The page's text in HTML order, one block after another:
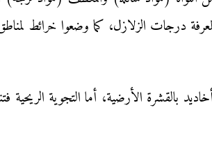
درجات الزلازل، كما وضعوا خرائط لمناطق
بالقشرة الأرضية، أما التجوية